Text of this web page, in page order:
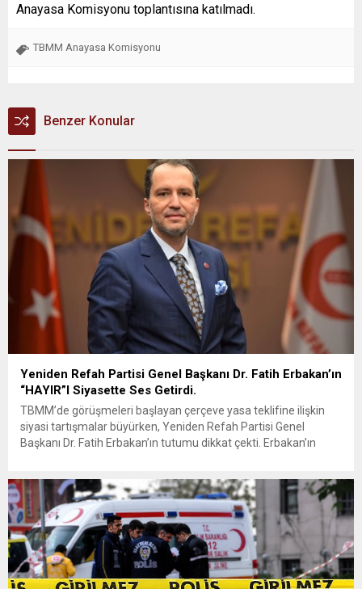
Anayasa Komisyonu toplantısına katılmadı.
TBMM Anayasa Komisyonu
Benzer Konular
Yeniden Refah Partisi Genel Başkanı Dr. Fatih Erbakan’ın
“HAYIR”I Siyasette Ses Getirdi.
TBMM’de görüşmeleri başlayan çerçeve yasa teklifine ilişkin
siyasi tartışmalar büyürken, Yeniden Refah Partisi Genel
Başkanı Dr. Fatih Erbakan’ın tutumu dikkat çekti. Erbakan’ın
Partisi Genel Başkanı Ümit Özdağ’dan dikkat çeken destek
geldi. Türkiye Büyük Millet Meclisi’nde...